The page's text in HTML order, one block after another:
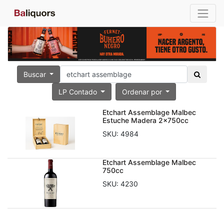
Buscar
LP Contado Ordenar por
Etchart Assemblage Malbec
Estuche Madera 2x750cc
SKU: 4984
Etchart Assemblage Malbec
750cc
SKU: 4230